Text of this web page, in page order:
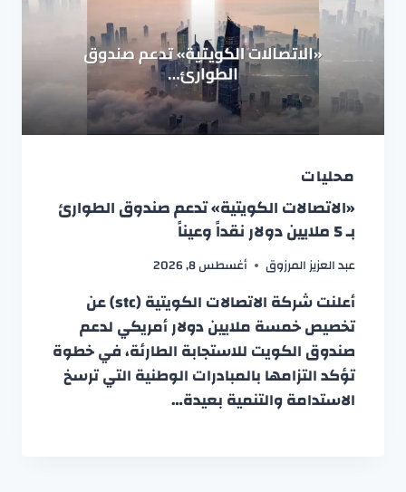
محليات
«الاتصالات الكويتية» تدعم صندوق الطوارئ
بـ 5 ملايين دولار نقداً وعيناً
عبد العزيز المرزوق أغسطس 8, 2026
أعلنت شركة الاتصالات الكويتية (stc) عن
تخصيص خمسة ملايين دولار أمريكي لدعم
صندوق الكويت للاستجابة الطارئة، في خطوة
تؤكد التزامها بالمبادرات الوطنية التي ترسخ
الاستدامة والتنمية بعيدة…